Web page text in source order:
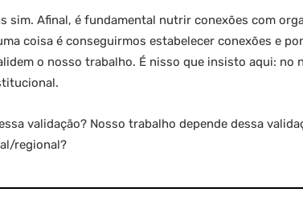
sim. Afinal, é fundamental nutrir conexões com
coisa é conseguirmos estabelecer conexões e
o nosso trabalho. É nisso que insisto aqui: no
validação? Nosso trabalho depende dessa
regional?